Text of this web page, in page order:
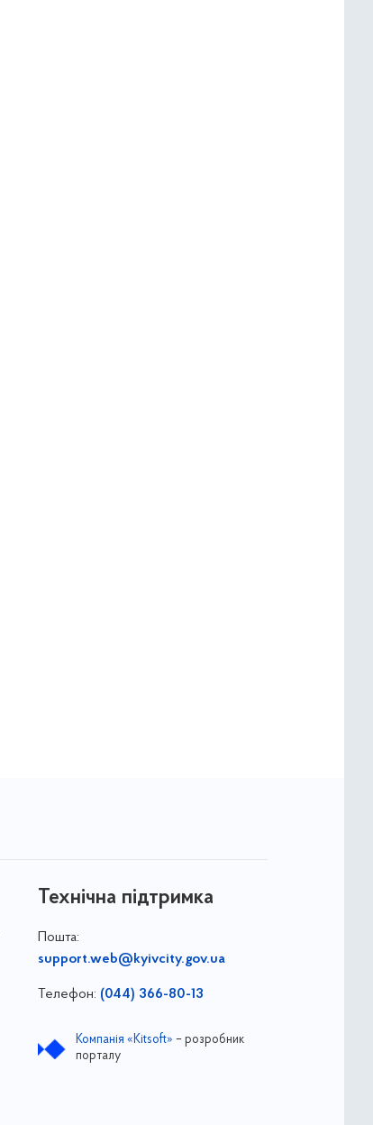
Технічна підтримка
Пошта:
support.web@kyivcity.gov.ua
Телефон: (044) 366-80-13
Компанія «Kitsoft» – розробник
порталу